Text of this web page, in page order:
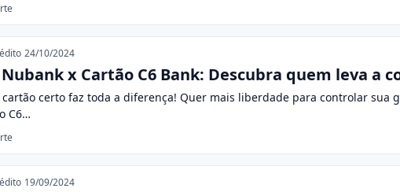
24/10/2024
x Cartão C6 Bank: Descubra quem leva a
cartão certo faz toda a diferença! Quer mais liberdade para controlar
C6…
19/09/2024